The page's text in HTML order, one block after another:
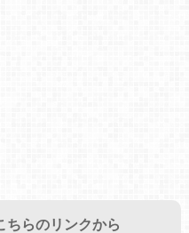
ちらのリンクから